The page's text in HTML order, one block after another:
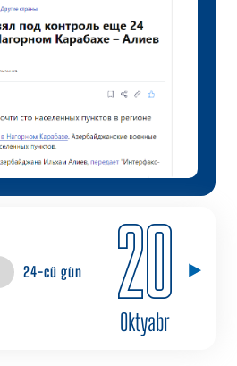
24-cü gün 20
Oktyabr